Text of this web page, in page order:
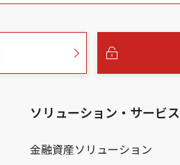
ソリューション・サービス
金融資産ソリューション